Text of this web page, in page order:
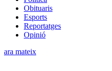
Obituaris
Esports
Reportatges
Opinió
ara mateix